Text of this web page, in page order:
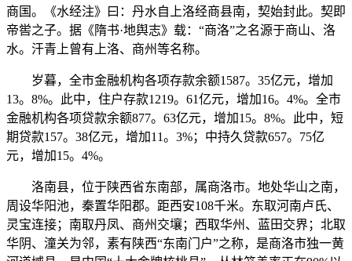
商国。《水经注》曰：丹水自上洛经商县南，契始封此。契即
帝喾之子。据《隋书·地舆志》载：“商洛”之名源于商山、洛
水。汗青上曾有上洛、商州等名称。
岁暮，全市金融机构各项存款余额1587。35亿元，增加
13。8%。此中，住户存款1219。61亿元，增加16。4%。全市
金融机构各项贷款余额877。63亿元，增加15。8%。此中，短
期贷款157。38亿元，增加11。3%；中持久贷款657。75亿
元，增加15。4%。
洛南县，位于陕西省东南部，属商洛市。地处华山之南，
周设华阳池，秦置华阳郡。距西安108千米。东取河南卢氏、
灵宝连接；南取丹凤、商州交壤；西取华州、蓝田交界；北取
华阴、潼关为邻，素有陕西“东南门户”之称，是商洛市独一黄